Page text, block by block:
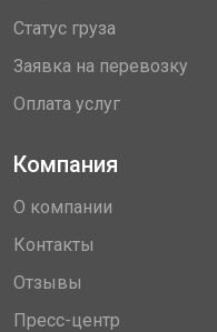
Статус груза
Заявка на перевозку
Оплата услуг
Компания
О компании
Контакты
Отзывы
Пресс-центр